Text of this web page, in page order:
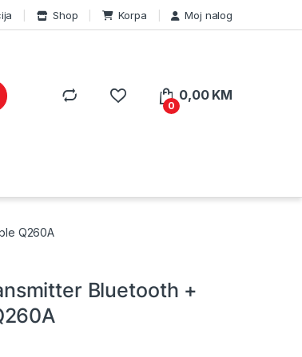
Shop Korpa Moj nalog
0
0,00 KM
Q260A
Bluetooth +